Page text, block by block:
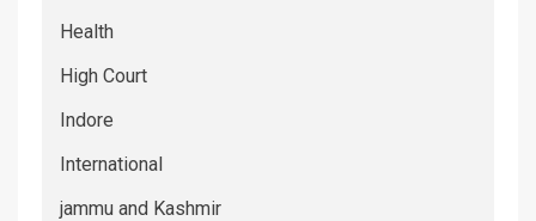
Health
High Court
Indore
International
jammu and Kashmir